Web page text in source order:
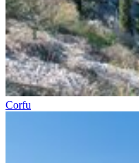
Corfu